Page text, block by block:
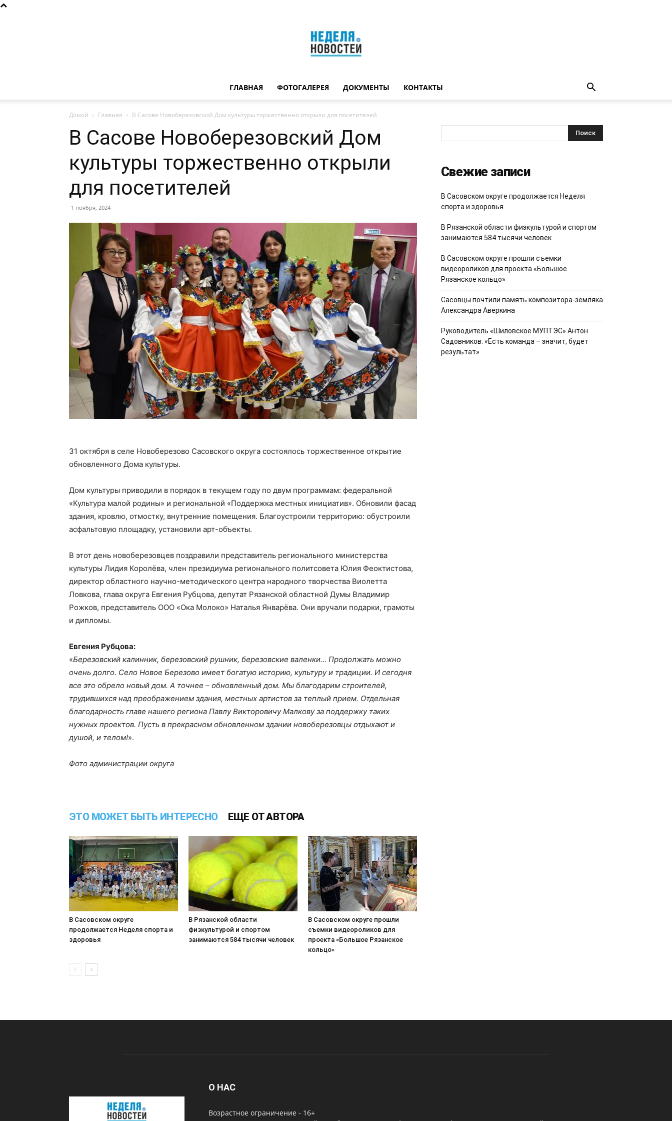
новостей
ГЛАВНАЯ ФОТОГАЛЕРЕЯ ДОКУМЕНТЫ КОНТАКТЫ
Домой Главная В Сасове Новоберезовский Дом культуры торжественно открыли для посетителей
В Сасове Новоберезовский Дом
культуры торжественно открыли
для посетителей
1 ноября, 2024
31 октября в селе Новоберезово Сасовского округа состоялось торжественное открытие
обновленного Дома культуры.
Дом культуры приводили в порядок в текущем году по двум программам: федеральной
«Культура малой родины» и региональной «Поддержка местных инициатив». Обновили фасад
здания, кровлю, отмостку, внутренние помещения. Благоустроили территорию: обустроили
асфальтовую площадку, установили арт-объекты.
В этот день новоберезовцев поздравили представитель регионального министерства
культуры Лидия Королёва, член президиума регионального политсовета Юлия Феоктистова,
директор областного научно-методического центра народного творчества Виолетта
Ловкова, глава округа Евгения Рубцова, депутат Рязанской областной Думы Владимир
Рожков, представитель ООО «Ока Молоко» Наталья Январёва. Они вручали подарки, грамоты
и дипломы.
Евгения Рубцова:
«Березовский калинник, березовский рушник, березовские валенки… Продолжать можно
очень долго. Село Новое Березово имеет богатую историю, культуру и традиции. И сегодня
все это обрело новый дом. А точнее – обновленный дом. Мы благодарим строителей,
трудившихся над преображением здания, местных артистов за теплый прием. Отдельная
благодарность главе нашего региона Павлу Викторовичу Малкову за поддержку таких
нужных проектов. Пусть в прекрасном обновленном здании новоберезовцы отдыхают и
душой, и телом!».
Фото администрации округа
ЭТО МОЖЕТ БЫТЬ ИНТЕРЕСНО ЕЩЕ ОТ АВТОРА
В Сасовском округе
продолжается Неделя спорта и
здоровья
В Рязанской области
физкультурой и спортом
занимаются 584 тысячи человек
В Сасовском округе прошли
съемки видеороликов для
проекта «Большое Рязанское
кольцо»
Свежие записи
В Сасовском округе продолжается Неделя
спорта и здоровья
В Рязанской области физкультурой и спортом
занимаются 584 тысячи человек
В Сасовском округе прошли съемки
видеороликов для проекта «Большое
Рязанское кольцо»
Сасовцы почтили память композитора-земляка
Александра Аверкина
Руководитель «Шиловское МУПТЭС» Антон
Садовников: «Есть команда – значит, будет
результат»
О НАС
Возрастное ограничение - 16+